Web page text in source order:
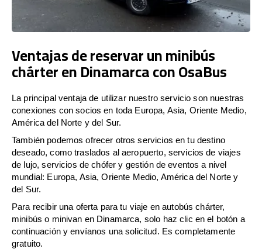
Ventajas de reservar un minibús
chárter en Dinamarca con OsaBus
La principal ventaja de utilizar nuestro servicio son nuestras
conexiones con socios en toda Europa, Asia, Oriente Medio,
América del Norte y del Sur.
También podemos ofrecer otros servicios en tu destino
deseado, como traslados al aeropuerto, servicios de viajes
de lujo, servicios de chófer y gestión de eventos a nivel
mundial: Europa, Asia, Oriente Medio, América del Norte y
del Sur.
Para recibir una oferta para tu viaje en autobús chárter,
minibús o minivan en Dinamarca, solo haz clic en el botón a
continuación y envíanos una solicitud. Es completamente
gratuito.